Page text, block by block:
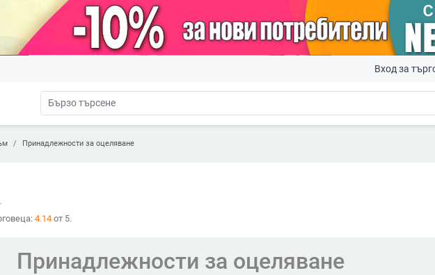
Вход за
Принадлежности за оцеляване
4.14 от 5.
Принадлежности за оцеляване